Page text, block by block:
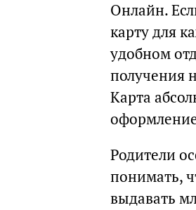
Онлайн.
карту для
удобном
получения
Карта
Родители
понимать,
выдавать